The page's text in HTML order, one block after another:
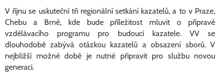
V říjnu se uskuteční tři regionální setkání kazatelů, a to v Praze,
Chebu a Brně, kde bude příležitost mluvit o přípravě
vzdělávacího programu pro budoucí kazatele. VV se
dlouhodobě zabývá otázkou kazatelů a obsazení sborů. V
nejbližší možné době je nutné připravit pro službu novou
generaci.